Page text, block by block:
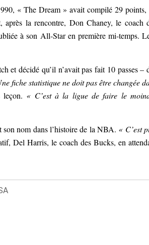
« The Dream » avait compilé 29 points,
après la rencontre, Don Chaney, le coach
à son All-Star en première mi-temps.
et décidé qu’il n’avait pas fait 10 passes –
fiche statistique ne doit pas être changée
« C’est à la ligue de faire le
nom dans l’histoire de la NBA. « C’est
Del Harris, le coach des Bucks, en